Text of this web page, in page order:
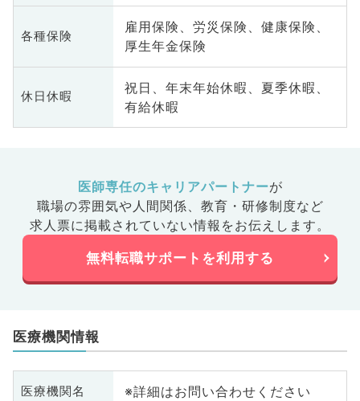
各種保険
雇用保険、労災保険、健康保険、
厚生年金保険
休日休暇
祝日、年末年始休暇、夏季休暇、
有給休暇
医師専任のキャリアパートナーが
職場の雰囲気や人間関係、 教育・研修制度など
求人票に掲載されていない情報をお伝えします。
無料転職サポートを利用する
医療機関情報
医療機関名 ※詳細はお問い合わせください